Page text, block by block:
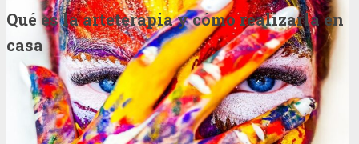
Qué es la arteterapia y cómo realizarla en
casa